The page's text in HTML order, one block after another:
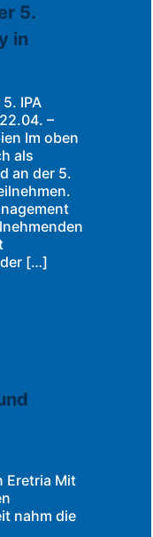
5.
in
IPA
–
Im oben
als
an der 5.
[…]
Eretria Mit
nahm die